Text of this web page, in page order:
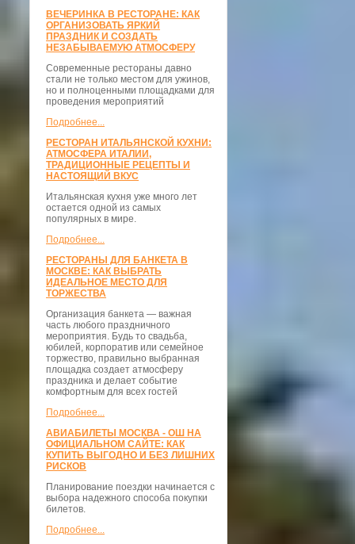
ВЕЧЕРИНКА В РЕСТОРАНЕ: КАК
ОРГАНИЗОВАТЬ ЯРКИЙ
ПРАЗДНИК И СОЗДАТЬ
НЕЗАБЫВАЕМУЮ АТМОСФЕРУ
Современные рестораны давно
стали не только местом для ужинов,
но и полноценными площадками для
проведения мероприятий
Подробнее...
РЕСТОРАН ИТАЛЬЯНСКОЙ КУХНИ:
АТМОСФЕРА ИТАЛИИ,
ТРАДИЦИОННЫЕ РЕЦЕПТЫ И
НАСТОЯЩИЙ ВКУС
Итальянская кухня уже много лет
остается одной из самых
популярных в мире.
Подробнее...
РЕСТОРАНЫ ДЛЯ БАНКЕТА В
МОСКВЕ: КАК ВЫБРАТЬ
ИДЕАЛЬНОЕ МЕСТО ДЛЯ
ТОРЖЕСТВА
Организация банкета — важная
часть любого праздничного
мероприятия. Будь то свадьба,
юбилей, корпоратив или семейное
торжество, правильно выбранная
площадка создает атмосферу
праздника и делает событие
комфортным для всех гостей
Подробнее...
АВИАБИЛЕТЫ МОСКВА - ОШ НА
ОФИЦИАЛЬНОМ САЙТЕ: КАК
КУПИТЬ ВЫГОДНО И БЕЗ ЛИШНИХ
РИСКОВ
Планирование поездки начинается с
выбора надежного способа покупки
билетов.
Подробнее...